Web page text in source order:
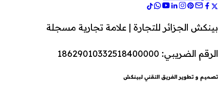
بينكش الجزائر للتجارة | علامة تجارية مسجلة
الرقم الضريبي: 18629010332518400000
تصميم و تطوير الفريق التقني لبينكش